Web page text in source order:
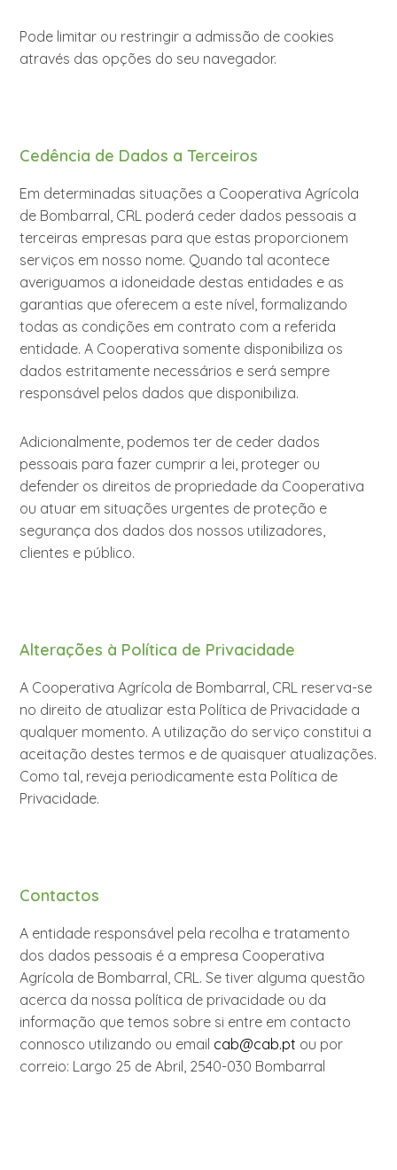
Pode limitar ou restringir a admissão de cookies
através das opções do seu navegador.
Cedência de Dados a Terceiros
Em determinadas situações a Cooperativa Agrícola
de Bombarral, CRL poderá ceder dados pessoais a
terceiras empresas para que estas proporcionem
serviços em nosso nome. Quando tal acontece
averiguamos a idoneidade destas entidades e as
garantias que oferecem a este nível, formalizando
todas as condições em contrato com a referida
entidade. A Cooperativa somente disponibiliza os
dados estritamente necessários e será sempre
responsável pelos dados que disponibiliza.
Adicionalmente, podemos ter de ceder dados
pessoais para fazer cumprir a lei, proteger ou
defender os direitos de propriedade da Cooperativa
ou atuar em situações urgentes de proteção e
segurança dos dados dos nossos utilizadores,
clientes e público.
Alterações à Política de Privacidade
A Cooperativa Agrícola de Bombarral, CRL reserva-se
no direito de atualizar esta Política de Privacidade a
qualquer momento. A utilização do serviço constitui a
aceitação destes termos e de quaisquer atualizações.
Como tal, reveja periodicamente esta Política de
Privacidade.
Contactos
A entidade responsável pela recolha e tratamento
dos dados pessoais é a empresa Cooperativa
Agrícola de Bombarral, CRL. Se tiver alguma questão
acerca da nossa política de privacidade ou da
informação que temos sobre si entre em contacto
connosco utilizando ou email cab@cab.pt ou por
correio: Largo 25 de Abril, 2540-030 Bombarral